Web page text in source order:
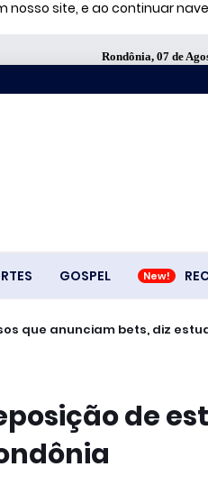
nosso site, e ao continuar
Rondônia, 07 de
GOSPEL
que anunciam bets, diz
de